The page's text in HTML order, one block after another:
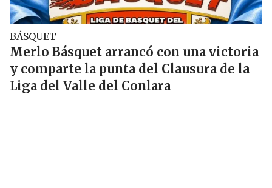
BÁSQUET
Merlo Básquet arrancó con una victoria
y comparte la punta del Clausura de la
Liga del Valle del Conlara